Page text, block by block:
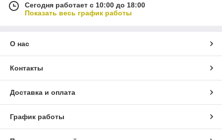
Сегодня работает с 10:00 до 18:00
Показать весь график работы
О нас
Контакты
Доставка и оплата
График работы